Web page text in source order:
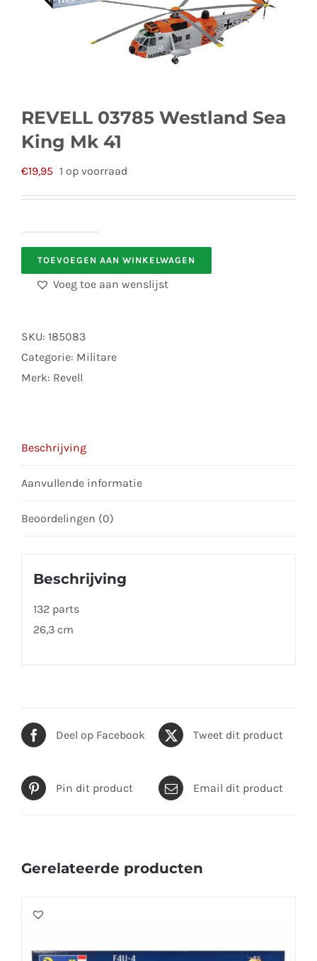
REVELL 03785 Westland Sea
King Mk 41
€19,95 1 op voorraad
03785
Westland
Mk
41
aantal
TOEVOEGEN AAN WINKELWAGEN
Voeg toe aan wenslijst
SKU: 185083
Categorie: Militare
Merk: Revell
Beschrijving
Aanvullende informatie
Beoordelingen (0)
Beschrijving
132 parts
26,3 cm
Deel op Facebook Tweet dit product
Pin dit product Email dit product
Gerelateerde producten